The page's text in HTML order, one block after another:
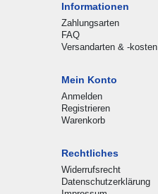
Informationen
Zahlungsarten
FAQ
Versandarten & -kosten
Mein Konto
Anmelden
Registrieren
Warenkorb
Rechtliches
Widerrufsrecht
Datenschutzerklärung